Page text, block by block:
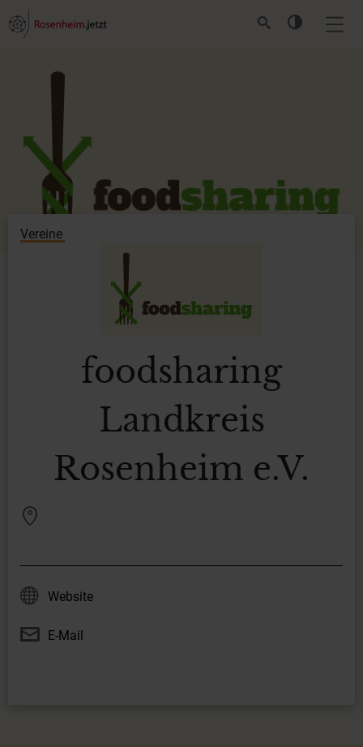
Vereine
foodsharing
Landkreis
Rosenheim e.V.
Website
E-Mail